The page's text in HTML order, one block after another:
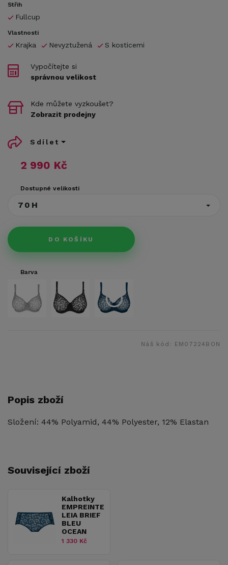
Střih
Fullcup
Vlastnosti
Krajka Nevyztužená S kosticemi
2 990 Kč
Dostupné velikosti
70H
DO KOŠÍKU
Vypočítejte si
správnou velikost
Kde můžete vyzkoušet?
Zobrazit prodejny
Sdílet
Barva
Náš kód: EM07224BON
Popis zboží
Složení: 44% Polyamid, 44% Polyester, 12% Elastan
Související zboží
Kalhotky
EMPREINTE
LEIA BRIEF
BLEU
OCEAN
1 330 Kč